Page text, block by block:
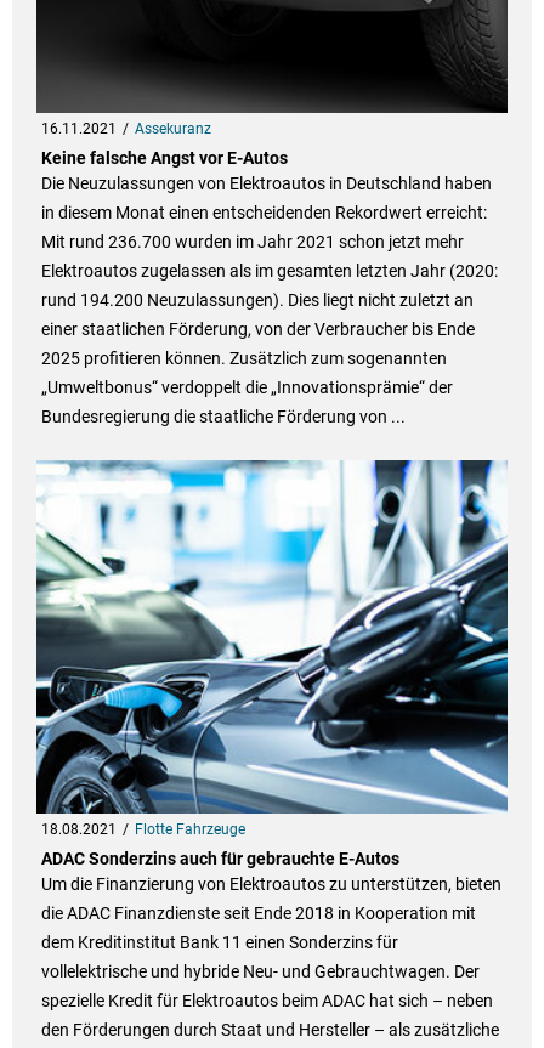
16.11.2021 Assekuranz
Keine falsche Angst vor E-Autos
Die Neuzulassungen von Elektroautos in Deutschland haben
in diesem Monat einen entscheidenden Rekordwert erreicht:
Mit rund 236.700 wurden im Jahr 2021 schon jetzt mehr
Elektroautos zugelassen als im gesamten letzten Jahr (2020:
rund 194.200 Neuzulassungen). Dies liegt nicht zuletzt an
einer staatlichen Förderung, von der Verbraucher bis Ende
2025 profitieren können. Zusätzlich zum sogenannten
„Umweltbonus“ verdoppelt die „Innovationsprämie“ der
Bundesregierung die staatliche Förderung von ...
18.08.2021 Flotte Fahrzeuge
ADAC Sonderzins auch für gebrauchte E-Autos
Um die Finanzierung von Elektroautos zu unterstützen, bieten
die ADAC Finanzdienste seit Ende 2018 in Kooperation mit
dem Kreditinstitut Bank 11 einen Sonderzins für
vollelektrische und hybride Neu- und Gebrauchtwagen. Der
spezielle Kredit für Elektroautos beim ADAC hat sich – neben
den Förderungen durch Staat und Hersteller – als zusätzliche